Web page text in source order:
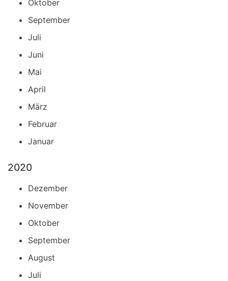
Oktober
September
Juli
Juni
Mai
April
März
Februar
Januar
2020
Dezember
November
Oktober
September
August
Juli